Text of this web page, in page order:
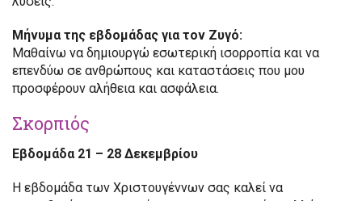
Μήνυμα της εβδομάδας για τον Ζυγό:
Μαθαίνω να δημιουργώ εσωτερική ισορροπία και να
επενδύω σε ανθρώπους και καταστάσεις που μου
προσφέρουν αλήθεια και ασφάλεια.
Σκορπιός
Εβδομάδα 21 – 28 Δεκεμβρίου
Η εβδομάδα των Χριστουγέννων σας καλεί να